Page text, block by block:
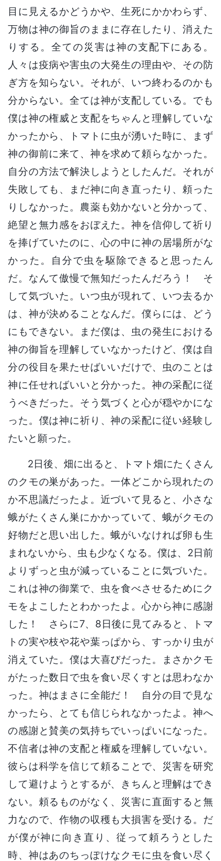
目に見えるかどうかや、生死にかかわらず、
万物は神の御旨のままに存在したり、消えた
りする。全ての災害は神の支配下にある。
人々は疫病や害虫の大発生の理由や、その防
ぎ方を知らない。それが、いつ終わるのかも
分からない。全ては神が支配している。でも
僕は神の権威と支配をちゃんと理解していな
かったから、トマトに虫が湧いた時に、まず
神の御前に来て、神を求めて頼らなかった。
自分の方法で解決しようとしたんだ。それが
失敗しても、まだ神に向き直ったり、頼った
りしなかった。農薬も効かないと分かって、
絶望と無力感をおぼえた。神を信仰して祈り
を捧げていたのに、心の中に神の居場所がな
かった。自分で虫を駆除できると思ったん
だ。なんて傲慢で無知だったんだろう！ そ
して気づいた。いつ虫が現れて、いつ去るか
は、神が決めることなんだ。僕らには、どう
にもできない。まだ僕は、虫の発生における
神の御旨を理解していなかったけど、僕は自
分の役目を果たせばいいだけで、虫のことは
神に任せればいいと分かった。神の采配に従
うべきだった。そう気づくと心が穏やかにな
った。僕は神に祈り、神の采配に従い経験し
たいと願った。
2日後、畑に出ると、トマト畑にたくさん
のクモの巣があった。一体どこから現れたの
か不思議だったよ。近づいて見ると、小さな
蛾がたくさん巣にかかっていて、蛾がクモの
好物だと思い出した。蛾がいなければ卵も生
まれないから、虫も少なくなる。僕は、2日前
よりずっと虫が減っていることに気づいた。
これは神の御業で、虫を食べさせるためにク
モをよこしたとわかったよ。心から神に感謝
した！ さらに7、8日後に見てみると、トマ
トの実や枝や花や葉っぱから、すっかり虫が
消えていた。僕は大喜びだった。まさかクモ
がたった数日で虫を食い尽くすとは思わなか
った。神はまさに全能だ！ 自分の目で見な
かったら、とても信じられなかったよ。神へ
の感謝と賛美の気持ちでいっぱいになった。
不信者は神の支配と権威を理解していない。
彼らは科学を信じて頼ることで、災害を研究
して避けようとするが、きちんと理解はでき
ない。頼るものがなく、災害に直面すると無
力なので、作物の収穫も大損害を受ける。だ
が僕が神に向き直り、従って頼ろうとした
時、神はあのちっぽけなクモに虫を食い尽く